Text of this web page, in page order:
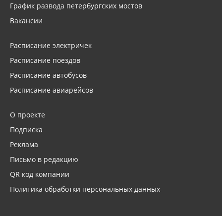
График развода петербургских мостов
Вакансии
Расписание электричек
Расписание поездов
Расписание автобусов
Расписание авиарейсов
О проекте
Подписка
Реклама
Письмо в редакцию
QR код компании
Политика обработки персональных данных